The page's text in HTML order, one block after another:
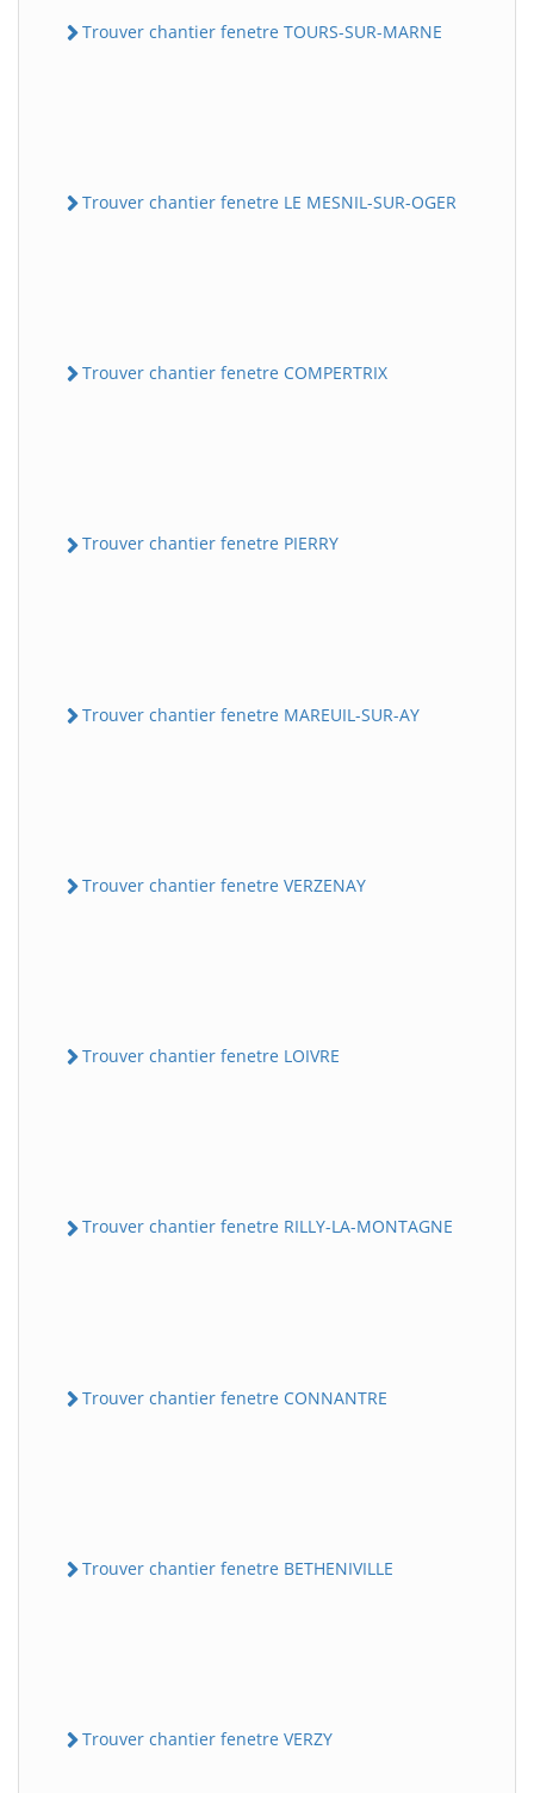
Trouver chantier fenetre TOURS-SUR-MARNE
Trouver chantier fenetre LE MESNIL-SUR-OGER
Trouver chantier fenetre COMPERTRIX
Trouver chantier fenetre PIERRY
Trouver chantier fenetre MAREUIL-SUR-AY
Trouver chantier fenetre VERZENAY
Trouver chantier fenetre LOIVRE
Trouver chantier fenetre RILLY-LA-MONTAGNE
Trouver chantier fenetre CONNANTRE
Trouver chantier fenetre BETHENIVILLE
Trouver chantier fenetre VERZY